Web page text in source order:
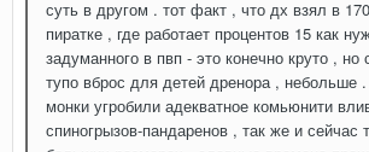
суть в другом . тот факт , что дх взял в
пиратке , где работает процентов 15 как
задуманного в пвп - это конечно круто , но
тупо вброс для детей дренора , небольше .
монки угробили адекватное комьюнити
спиногрызов-пандаренов , так же и сейчас